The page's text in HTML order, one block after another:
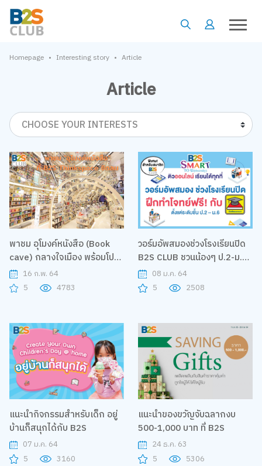
Homepage • Interesting story • Article
Article
CHOOSE YOUR INTERESTS
พาชม อุโมงค์หนังสือ (Book
cave) กลางใจเมือง พร้อมโปร
โมชั่นสุดพิเศษ ที่บีทูเอส
ธิงค์สเปซ ชิดลม
16 ก.พ. 64
5
4783
วอร์มอัพสมองช่วงโรงเรียนปิด
B2S CLUB ชวนน้องๆ ป.2-ม.6
ฝึกทำโจทย์ฟรีกับบัณฑิต
แนะแนว
08 ม.ค. 64
5
2508
แนะนำกิจกรรมสำหรับเด็ก อยู่
บ้านก็สนุกได้กับ B2S
07 ม.ค. 64
5
3160
แนะนำของขวัญจับฉลากงบ
500-1,000 บาท ที่ B2S
24 ธ.ค. 63
5
5306